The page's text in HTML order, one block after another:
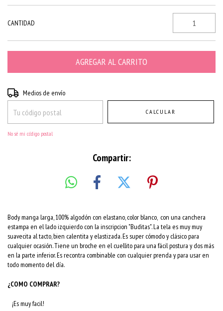
CANTIDAD
Entregas para el CP:
Medios de envío
CALCULAR
No sé mi código postal
Compartir:
Body manga larga, 100% algodón con elastano, color blanco, con una canchera
estampa en el lado izquierdo con la inscripcion "Buditas". La tela es muy muy
suavecita al tacto, bien calentita y elastizada. Es super cómodo y clásico para
cualquier ocasión. Tiene un broche en el cuellito para una fácil postura y dos más
en la parte inferior. Es recontra combinable con cualquier prenda y para usar en
todo momento del día.
¿COMO COMPRAR?
¡Es muy facil!